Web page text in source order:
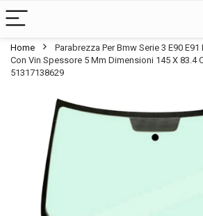
Home
Parabrezza Per Bmw Serie 3 E90
Con Vin Spessore 5 Mm Dimensioni 145 X 83.4
51317138629